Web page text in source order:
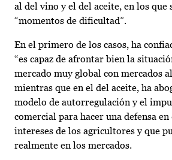
al del vino y el del aceite, en los que
“momentos de dificultad”.
En el primero de los casos, ha
“es capaz de afrontar bien la
mercado muy global con mercados
mientras que en el del aceite, ha
modelo de autorregulación y el
comercial para hacer una defensa
intereses de los agricultores y que
realmente en los mercados.